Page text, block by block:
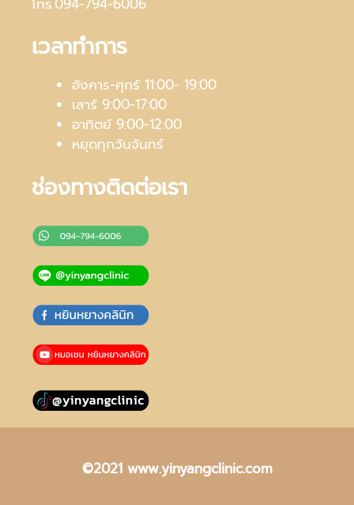
เวลาทำการ
อังคาร-ศุกร์ 11:00- 19:00
เสาร์ 9:00-17:00
อาทิตย์ 9:00-12:00
หยุดทุกวันจันทร์
ช่องทางติดต่อเรา
©2021 www.yinyangclinic.com